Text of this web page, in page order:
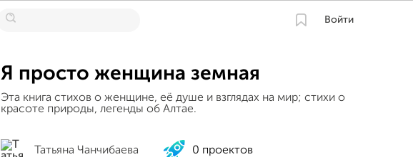
Войти
Я просто женщина земная
Эта книга стихов о женщине, её душе и взглядах на мир; стихи о
красоте природы, легенды об Алтае.
Татьяна Чанчибаева 0 проектов